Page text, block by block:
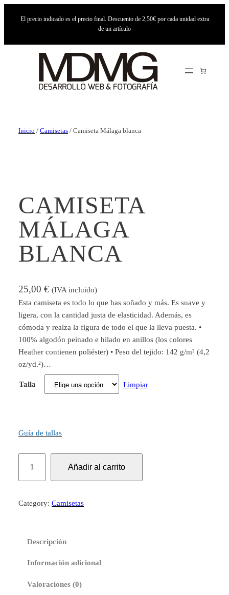
El precio indicado es el precio final. Descuento de 2,50€ por cada unidad extra
de un artículo
Inicio / Camisetas / Camiseta Málaga blanca
CAMISETA
MÁLAGA
BLANCA
25,00 € (IVA incluido)
Esta camiseta es todo lo que has soñado y más. Es suave y
ligera, con la cantidad justa de elasticidad. Además, es
cómoda y realza la figura de todo el que la lleva puesta. •
100% algodón peinado e hilado en anillos (los colores
Heather contienen poliéster) • Peso del tejido: 142 g/m² (4,2
oz/yd.²)…
Talla Limpiar
Guía de tallas
m
s
Añadir al carrito
Category: Camisetas
Descripción
Información adicional
Valoraciones (0)